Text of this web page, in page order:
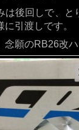
は後回しで、と
に引渡しです。
念願のRB26改